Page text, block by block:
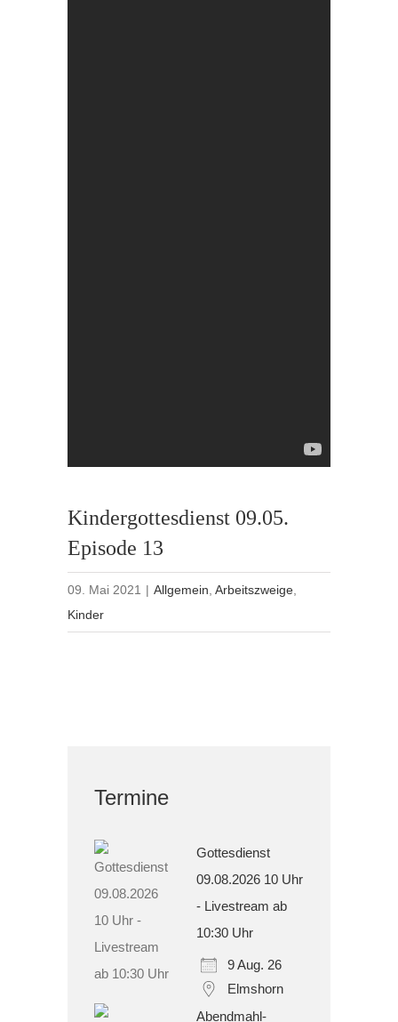
Kindergottesdienst 09.05.
Episode 13
09. Mai 2021 | Allgemein,Arbeitszweige,
Kinder
Termine
Gottesdienst
09.08.2026 10 Uhr
- Livestream ab
10:30 Uhr
9 Aug. 26
Elmshorn
Abendmahl-